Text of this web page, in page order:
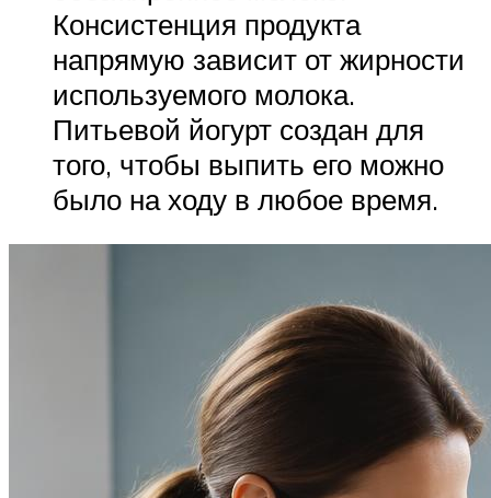
Консистенция продукта
напрямую зависит от жирности
используемого молока.
Питьевой йогурт создан для
того, чтобы выпить его можно
было на ходу в любое время.